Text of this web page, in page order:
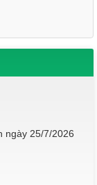
ngày 25/7/2026